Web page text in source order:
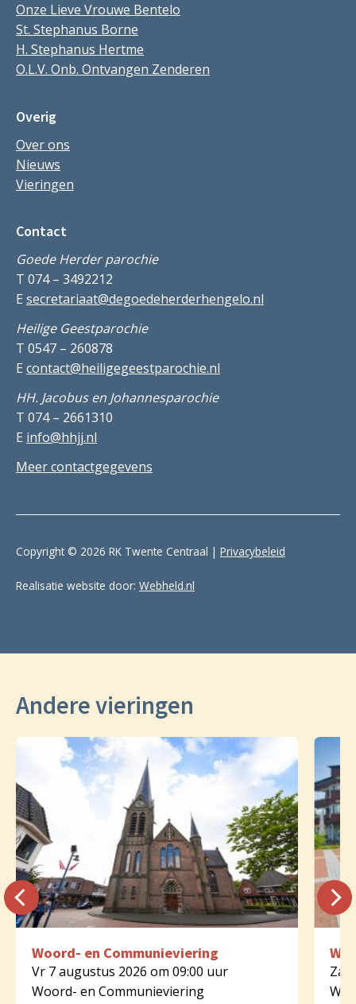
Onze Lieve Vrouwe Bentelo
St. Stephanus Borne
H. Stephanus Hertme
O.L.V. Onb. Ontvangen Zenderen
Overig
Over ons
Nieuws
Vieringen
Contact
Goede Herder parochie
T 074 – 3492212
E secretariaat@degoedeherderhengelo.nl
Heilige Geestparochie
T 0547 – 260878
E contact@heiligegeestparochie.nl
HH. Jacobus en Johannesparochie
T 074 – 2661310
E info@hhjj.nl
Meer contactgegevens
Copyright © 2026 RK Twente Centraal | Privacybeleid
Realisatie website door: Webheld.nl
Andere vieringen
Woord- en Communieviering
Vr 7 augustus 2026 om 09:00 uur
Woord- en Communieviering
Za